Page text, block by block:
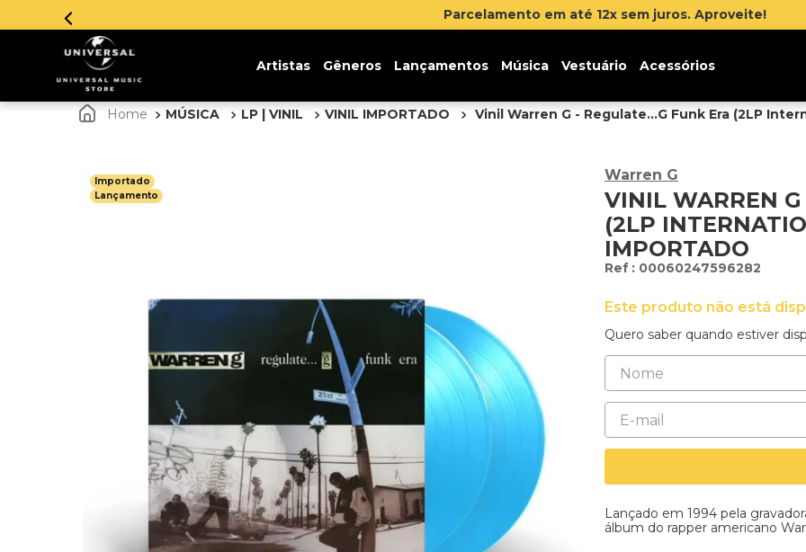
Parcelamento em até 12x sem juros. Aproveite!
Artistas Gêneros Lançamentos Música Vestuário Acessórios
MÚSICA LP | VINIL VINIL IMPORTADO Vinil Warren G - Regulate...G Funk Era (2LP
Importado
Lançamento
Warren G
VINIL WARREN
(2LP
IMPORTADO
: 00060247596282
Este produto não está
Quero saber quando estiver
Lançado em 1994 pela
álbum do rapper americano